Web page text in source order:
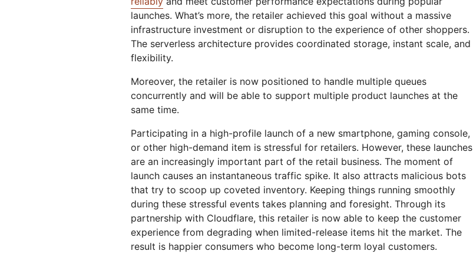
launches. What’s more, the retailer achieved this goal without a massive
infrastructure investment or disruption to the experience of other shoppers.
The serverless architecture provides coordinated storage, instant scale, and
flexibility.
Moreover, the retailer is now positioned to handle multiple queues
concurrently and will be able to support multiple product launches at the
same time.
Participating in a high-profile launch of a new smartphone, gaming console,
or other high-demand item is stressful for retailers. However, these launches
are an increasingly important part of the retail business. The moment of
launch causes an instantaneous traffic spike. It also attracts malicious bots
that try to scoop up coveted inventory. Keeping things running smoothly
during these stressful events takes planning and foresight. Through its
partnership with Cloudflare, this retailer is now able to keep the customer
experience from degrading when limited-release items hit the market. The
result is happier consumers who become long-term loyal customers.